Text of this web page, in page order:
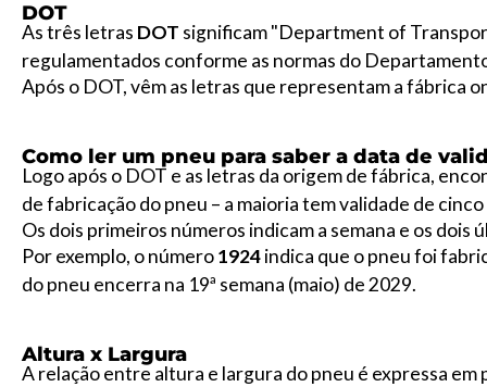
DOT
As três letras DOT significam "Department of
regulamentados conforme as normas do
Após o DOT, vêm as letras que representam a fábrica
Como ler um pneu para saber a data de
Logo após o DOT e as letras da origem de fábrica,
de fabricação do pneu – a maioria tem validade de
Os dois primeiros números indicam a semana e os dois
Por exemplo, o número1924indica que o pneu foi
do pneu encerra na 19ª semana (maio) de 2029.
Altura x Largura
A relação entre altura e largura do pneu é expressa em